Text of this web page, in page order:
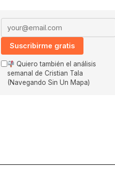
Email address
Suscribirme gratis
Quiero también el análisis
semanal de Cristian Tala
(Navegando Sin Un Mapa)